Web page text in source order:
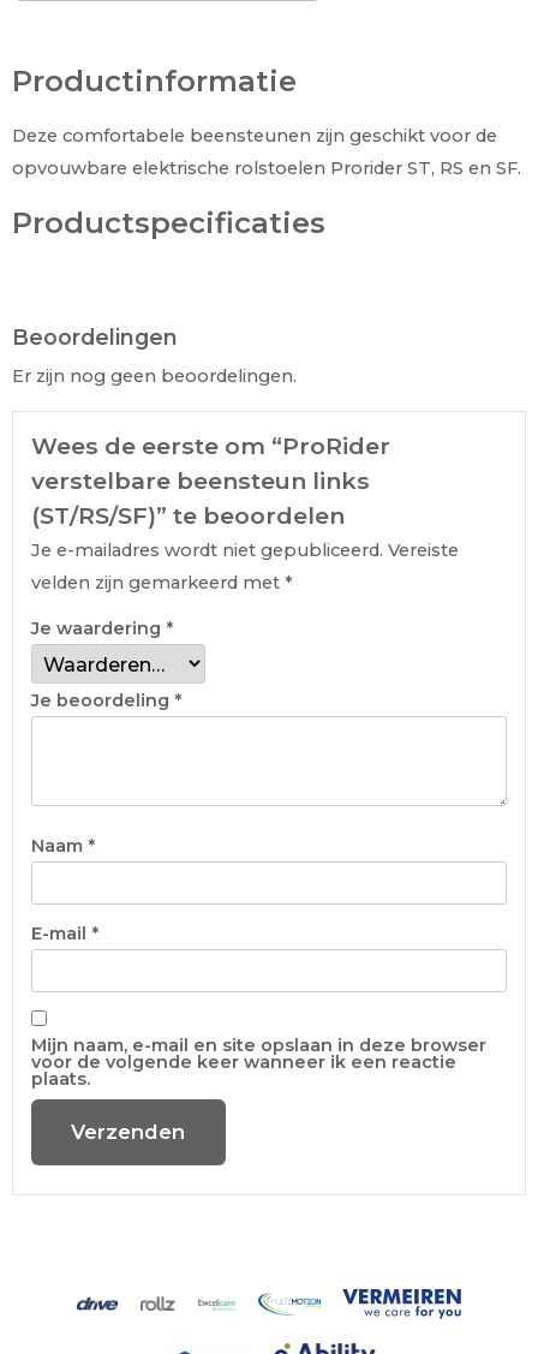
Productinformatie
Deze comfortabele beensteunen zijn geschikt voor de
opvouwbare elektrische rolstoelen Prorider ST, RS en SF.
Productspecificaties
Beoordelingen
Er zijn nog geen beoordelingen.
Wees de eerste om “ProRider
verstelbare beensteun links
(ST/RS/SF)” te beoordelen
Je e-mailadres wordt niet gepubliceerd. Vereiste
velden zijn gemarkeerd met *
Je waardering *
Je beoordeling *
Naam *
E-mail *
Mijn naam, e-mail en site opslaan in deze browser
voor de volgende keer wanneer ik een reactie
plaats.